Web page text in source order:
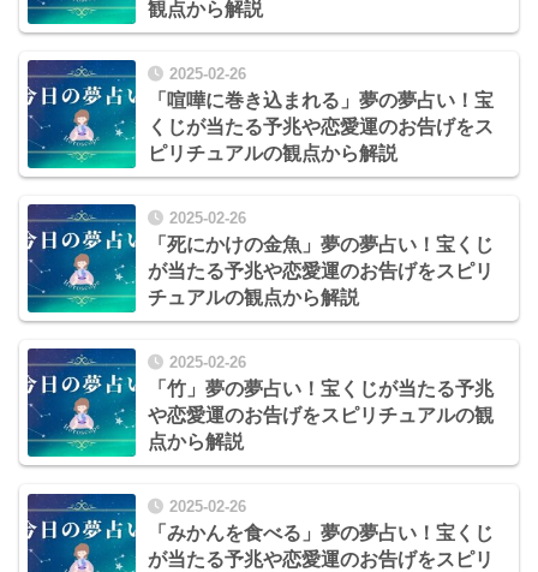
観点から解説
2025-02-26
「喧嘩に巻き込まれる」夢の夢占い！宝
くじが当たる予兆や恋愛運のお告げをス
ピリチュアルの観点から解説
2025-02-26
「死にかけの金魚」夢の夢占い！宝くじ
が当たる予兆や恋愛運のお告げをスピリ
チュアルの観点から解説
2025-02-26
「竹」夢の夢占い！宝くじが当たる予兆
や恋愛運のお告げをスピリチュアルの観
点から解説
2025-02-26
「みかんを食べる」夢の夢占い！宝くじ
が当たる予兆や恋愛運のお告げをスピリ